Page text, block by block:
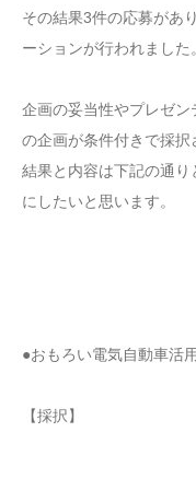
その結果3件の応募があ
ーションが行われました。
企画の妥当性やプレゼ
の企画が条件付きで採択
結果と内容は下記の通
にしたいと思います。
●おもろい電気自動車活
【採択】